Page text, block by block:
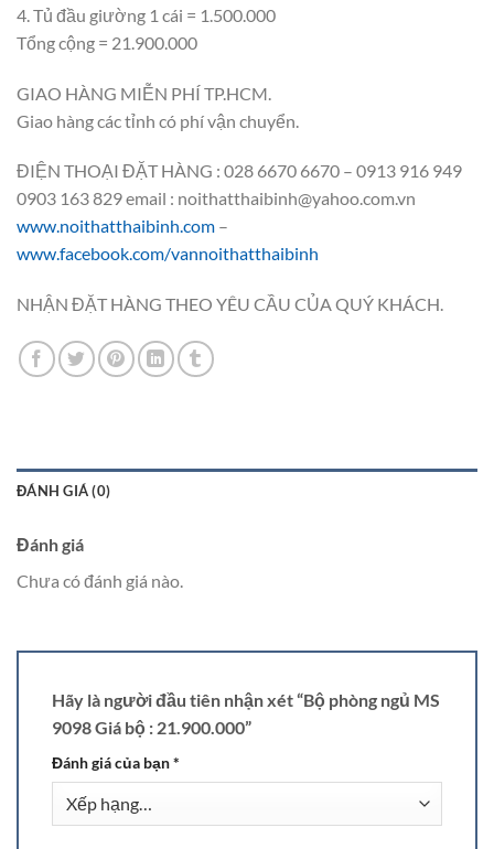
4. Tủ đầu giường 1 cái = 1.500.000
Tổng cộng = 21.900.000
GIAO HÀNG MIỄN PHÍ TP.HCM.
Giao hàng các tỉnh có phí vận chuyển.
ĐIỆN THOẠI ĐẶT HÀNG : 028 6670 6670 – 0913 916 949
0903 163 829 email : noithatthaibinh@yahoo.com.vn
www.noithatthaibinh.com –
www.facebook.com/vannoithatthaibinh
NHẬN ĐẶT HÀNG THEO YÊU CẦU CỦA QUÝ KHÁCH.
ĐÁNH GIÁ (0)
Đánh giá
Chưa có đánh giá nào.
Hãy là người đầu tiên nhận xét “Bộ phòng ngủ MS
9098 Giá bộ : 21.900.000”
Đánh giá của bạn*